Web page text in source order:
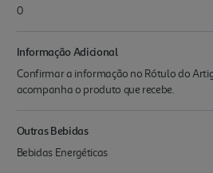
0
Informação Adicional
Confirmar a informação no Rótulo do
acompanha o produto que recebe.
Outras Bebidas
Bebidas Energéticas